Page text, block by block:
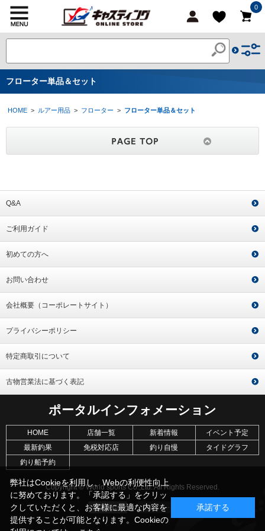
0
フローター単品＆セット
HOME > ルアー用品 > フローター > フローター単品＆セット
Q&A
ご利用ガイド
初めての方へ
お問い合わせ
会社概要（コーポレートサイト）
プライバシーポリシー
特定商取引について
古物営業法に基づく表記
ポータルインフォメーション
HOME 店舗一覧 新着情報
イベント予定
最新釣果
免税対応店 釣り自慢
タイドグラフ
釣り船予約
Copyright © World sports Co.,Ltd. All Rights Reserved.
弊社はCookieを利用し、Webの利便性向上
に努めております。「承認する」をクリッ
クしていただくと、お客様に最適な内容を
提供することが可能となります。Cookieの
承諾する